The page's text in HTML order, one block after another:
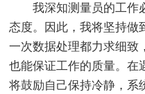
我深知测量员的工作
态度。因此，我将坚持做
一次数据处理都力求细致
也能保证工作的质量。在
将鼓励自己保持冷静，系